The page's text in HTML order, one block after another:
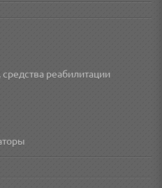
реабилитации